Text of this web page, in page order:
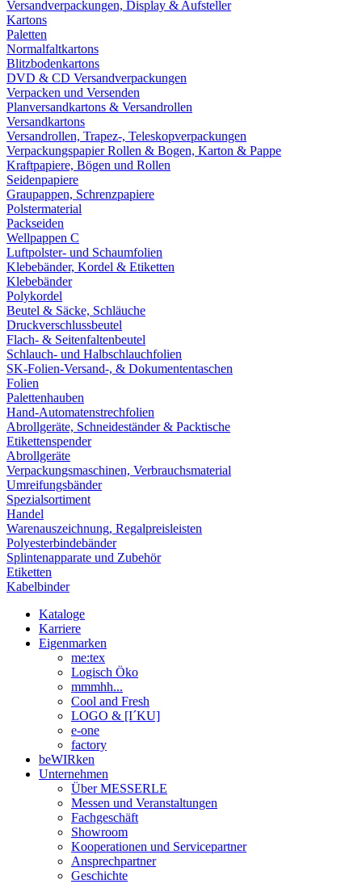
Versandverpackungen, Display & Aufsteller
Kartons
Paletten
Normalfaltkartons
Blitzbodenkartons
DVD & CD Versandverpackungen
Verpacken und Versenden
Planversandkartons & Versandrollen
Versandkartons
Versandrollen, Trapez-, Teleskopverpackungen
Verpackungspapier Rollen & Bogen, Karton & Pappe
Kraftpapiere, Bögen und Rollen
Seidenpapiere
Graupappen, Schrenzpapiere
Polstermaterial
Packseiden
Wellpappen C
Luftpolster- und Schaumfolien
Klebebänder, Kordel & Etiketten
Klebebänder
Polykordel
Beutel & Säcke, Schläuche
Druckverschlussbeutel
Flach- & Seitenfaltenbeutel
Schlauch- und Halbschlauchfolien
SK-Folien-Versand-, & Dokumententaschen
Folien
Palettenhauben
Hand-Automatenstrechfolien
Abrollgeräte, Schneideständer & Packtische
Etikettenspender
Abrollgeräte
Verpackungsmaschinen, Verbrauchsmaterial
Umreifungsbänder
Spezialsortiment
Handel
Warenauszeichnung, Regalpreisleisten
Polyesterbindebänder
Splintenapparate und Zubehör
Etiketten
Kabelbinder
Kataloge
Karriere
Eigenmarken
me:tex
Logisch Öko
mmmhh...
Cool and Fresh
LOGO & [I´KU]
e-one
factory
beWIRken
Unternehmen
Über MESSERLE
Messen und Veranstaltungen
Fachgeschäft
Showroom
Kooperationen und Servicepartner
Ansprechpartner
Geschichte